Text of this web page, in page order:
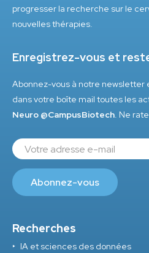
progresser la recherche sur le
nouvelles thérapies.
Enregistrez-vous et
Abonnez-vous à notre
dans votre boîte mail toutes les
Neuro @CampusBiotech. Ne
Recherches
IA et sciences des données